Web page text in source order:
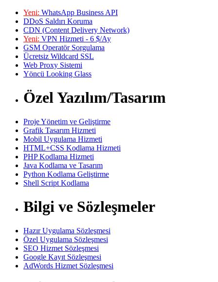
Yeni: WhatsApp Business API
DDoS Saldırı Koruma
CDN (Content Delivery Network)
Yeni: VPN Hizmeti - 6 $/Ay
GSM Operatör Sorgulama
Ücretsiz Wildcard SSL
Web Proxy Sistemi
Yöncü Looking Glass
Özel Yazılım/Tasarım
Proje Yönetim ve Geliştirme
Grafik Tasarım Hizmeti
Mobil Uygulama Hizmeti
HTML+CSS Kodlama Hizmeti
PHP Kodlama Hizmeti
Java Kodlama ve Tasarım
Python Kodlama Geliştirme
Shell Script Kodlama
Bilgi ve Sözleşmeler
Hazır Uygulama Sözleşmesi
Özel Uygulama Sözleşmesi
SEO Hizmet Sözleşmesi
Google Kayıt Sözleşmesi
AdWords Hizmet Sözleşmesi